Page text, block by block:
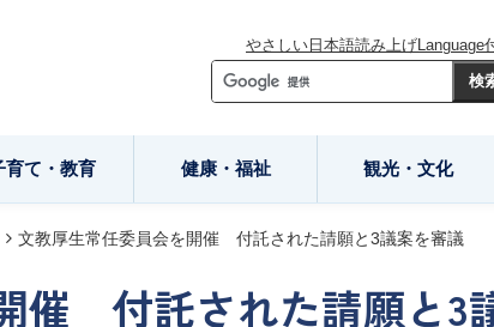
やさしい日本語読み上げLanguage
育て・教育 健康・福祉 観光・文化
文教厚生常任委員会を開催 付託された請願と3議案を審議
催 付託された請願と3